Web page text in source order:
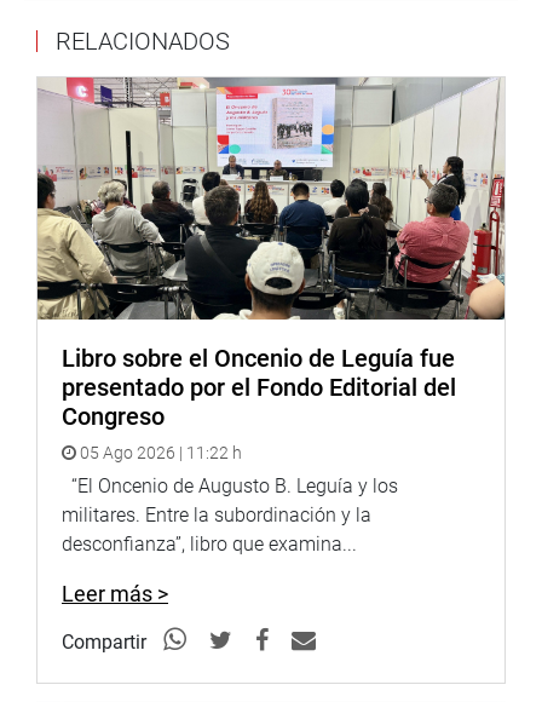
seis veces mayor para los sectores más populares del
país que para los más ricos, y eso se ha querido obviar o
no se ha querido decir”, puntualizó al tiempo de recordar
que la firma del exmandatario fue retirada para ocultar la
verdad y que grupos de izquierda pretenden confundir a
los jóvenes.
Cabe mencionar que, en segunda votación, el pleno del
Congreso aprobó el dictamen que restituye la firma del
presidente Alberto Fujimori en la Constitución de 1993.
DESPACHO CONGRESISTA ALEJANDRO CAVERO ALVA
RELACIONADOS
Libro sobre el Oncenio de Leguía fue
presentado por el Fondo Editorial del
Congreso
05 Ago 2026 | 11:22 h
“El Oncenio de Augusto B. Leguía y los
militares. Entre la subordinación y la
desconfianza”, libro que examina...
Leer más >
Compartir